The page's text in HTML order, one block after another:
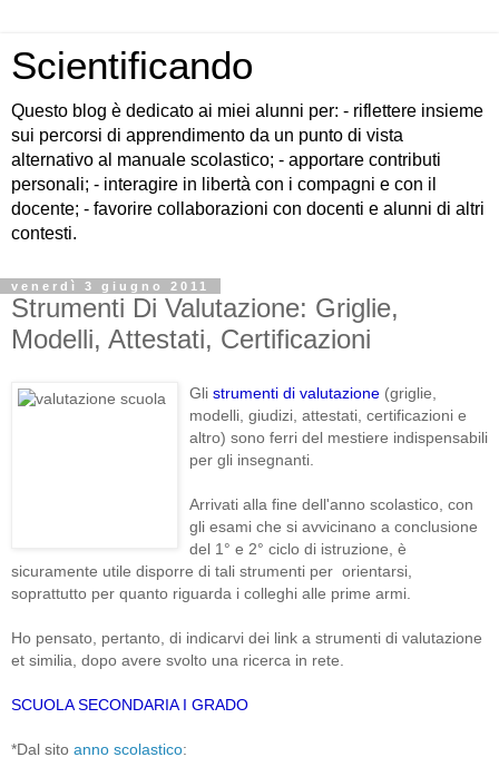
Scientificando
Questo blog è dedicato ai miei alunni per: - riflettere insieme
sui percorsi di apprendimento da un punto di vista
alternativo al manuale scolastico; - apportare contributi
personali; - interagire in libertà con i compagni e con il
docente; - favorire collaborazioni con docenti e alunni di altri
contesti.
venerdì 3 giugno 2011
Strumenti Di Valutazione: Griglie,
Modelli, Attestati, Certificazioni
Gli strumenti di valutazione (griglie,
modelli, giudizi, attestati, certificazioni e
altro) sono ferri del mestiere indispensabili
per gli insegnanti.
Arrivati alla fine dell'anno scolastico, con
gli esami che si avvicinano a conclusione
del 1° e 2° ciclo di istruzione, è
sicuramente utile disporre di tali strumenti per orientarsi,
soprattutto per quanto riguarda i colleghi alle prime armi.
Ho pensato, pertanto, di indicarvi dei link a strumenti di valutazione
et similia, dopo avere svolto una ricerca in rete.
SCUOLA SECONDARIA I GRADO
*Dal sito anno scolastico: